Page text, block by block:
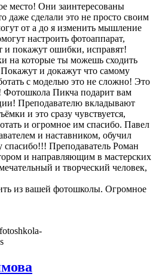
место! Они заинтересованы
даже сделали это не просто своим
от а до я изменить мышление
настроить фотоаппарат,
и покажут ошибки, исправят!
на которые ты можешь сходить
и докажут что самому
с моделью это не сложно! Это
Фотошкола Пикча подарит вам
Преподавателю вкладывают
и это сразу чувствуется,
и огромное им спасибо. Павел
и наставником, обучил
Преподаватель Роман
и направляющим в мастерских
и творческий человек,
из вашей фотошколы. Огромное